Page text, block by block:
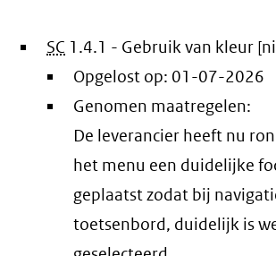
SC 1.4.1 - Gebruik van kleur
Opgelost op: 01-07-2026
Genomen maatregelen:
De leverancier heeft nu
het menu een duidelijke
geplaatst zodat bij
toetsenbord, duidelijk is